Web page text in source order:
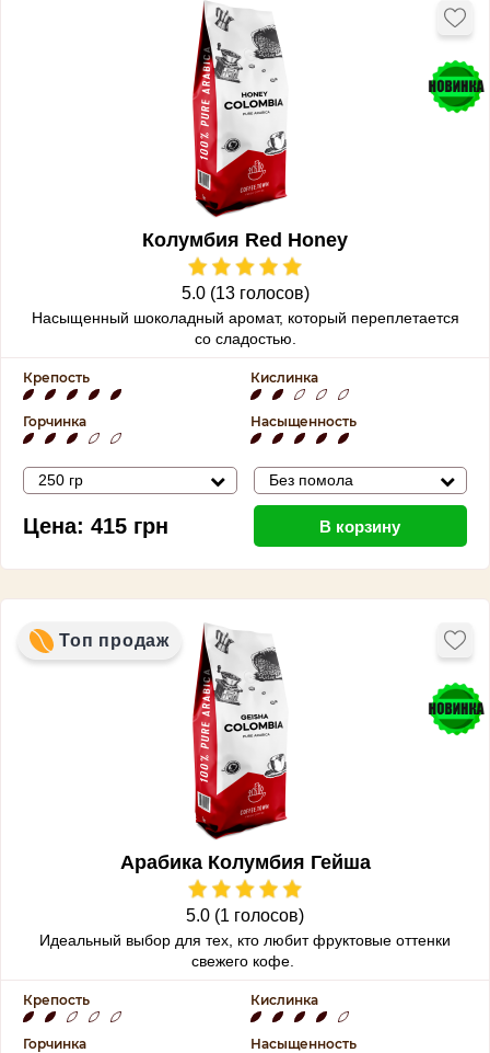
Колумбия Red Honey
5.0 (13 голосов)
Насыщенный шоколадный аромат, который переплетается
со сладостью.
Крепость Кислинка
Горчинка Насыщенность
250 гр Без помола
Цена: 415 грн В корзину
Топ продаж
Арабика Колумбия Гейша
5.0 (1 голосов)
Идеальный выбор для тех, кто любит фруктовые оттенки
свежего кофе.
Крепость Кислинка
Горчинка Насыщенность